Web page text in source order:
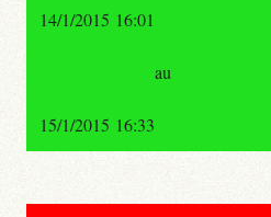
14/1/2015 16:01
au
15/1/2015 16:33